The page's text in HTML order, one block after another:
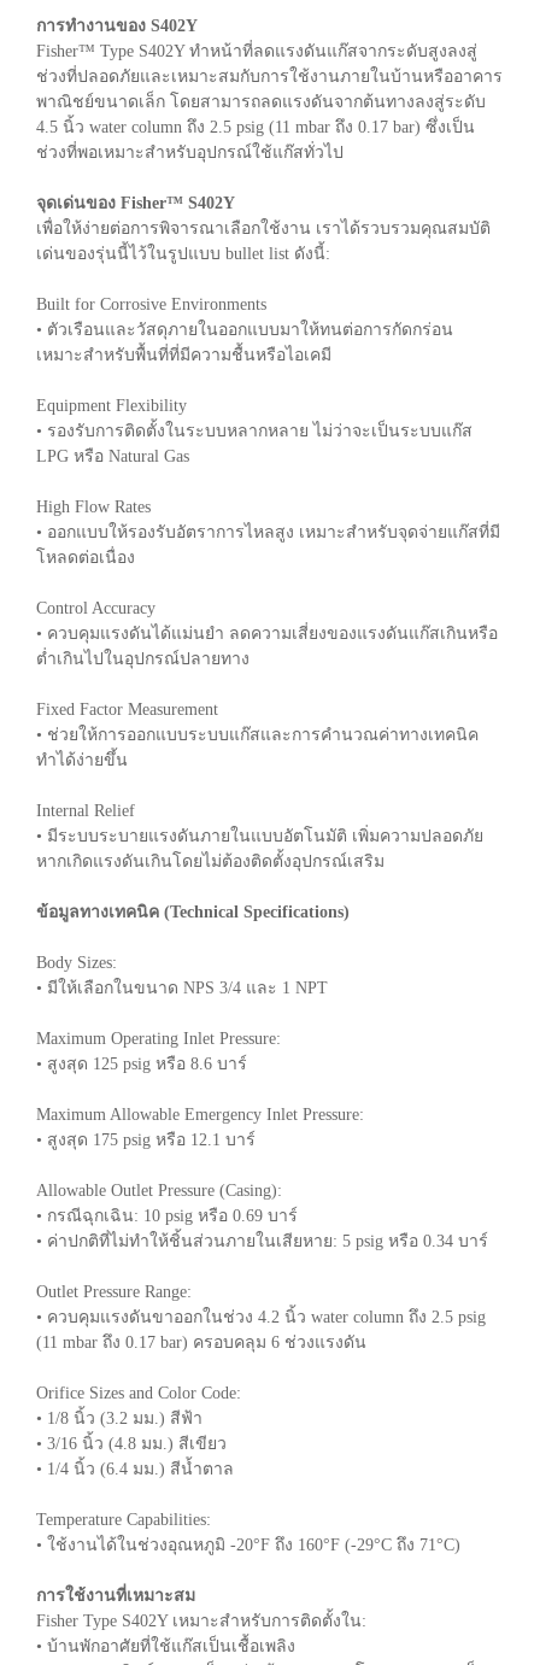
การทำงานของ S402Y
Fisher™ Type S402Y ทำหน้าที่ลดแรงดันแก๊สจากระดับสูงลงสู่
ช่วงที่ปลอดภัยและเหมาะสมกับการใช้งานภายในบ้านหรืออาคาร
พาณิชย์ขนาดเล็ก โดยสามารถลดแรงดันจากต้นทางลงสู่ระดับ
4.5 นิ้ว water column ถึง 2.5 psig (11 mbar ถึง 0.17 bar) ซึ่งเป็น
ช่วงที่พอเหมาะสำหรับอุปกรณ์ใช้แก๊สทั่วไป
จุดเด่นของ Fisher™ S402Y
เพื่อให้ง่ายต่อการพิจารณาเลือกใช้งาน เราได้รวบรวมคุณสมบัติ
เด่นของรุ่นนี้ไว้ในรูปแบบ bullet list ดังนี้:
Built for Corrosive Environments
• ตัวเรือนและวัสดุภายในออกแบบมาให้ทนต่อการกัดกร่อน
เหมาะสำหรับพื้นที่ที่มีความชื้นหรือไอเคมี
Equipment Flexibility
• รองรับการติดตั้งในระบบหลากหลาย ไม่ว่าจะเป็นระบบแก๊ส
LPG หรือ Natural Gas
High Flow Rates
• ออกแบบให้รองรับอัตราการไหลสูง เหมาะสำหรับจุดจ่ายแก๊สที่มี
โหลดต่อเนื่อง
Control Accuracy
• ควบคุมแรงดันได้แม่นยำ ลดความเสี่ยงของแรงดันแก๊สเกินหรือ
ต่ำเกินไปในอุปกรณ์ปลายทาง
Fixed Factor Measurement
• ช่วยให้การออกแบบระบบแก๊สและการคำนวณค่าทางเทคนิค
ทำได้ง่ายขึ้น
Internal Relief
• มีระบบระบายแรงดันภายในแบบอัตโนมัติ เพิ่มความปลอดภัย
หากเกิดแรงดันเกินโดยไม่ต้องติดตั้งอุปกรณ์เสริม
ข้อมูลทางเทคนิค (Technical Specifications)
Body Sizes:
• มีให้เลือกในขนาด NPS 3/4 และ 1 NPT
Maximum Operating Inlet Pressure:
• สูงสุด 125 psig หรือ 8.6 บาร์
Maximum Allowable Emergency Inlet Pressure:
• สูงสุด 175 psig หรือ 12.1 บาร์
Allowable Outlet Pressure (Casing):
• กรณีฉุกเฉิน: 10 psig หรือ 0.69 บาร์
• ค่าปกติที่ไม่ทำให้ชิ้นส่วนภายในเสียหาย: 5 psig หรือ 0.34 บาร์
Outlet Pressure Range:
• ควบคุมแรงดันขาออกในช่วง 4.2 นิ้ว water column ถึง 2.5 psig
(11 mbar ถึง 0.17 bar) ครอบคลุม 6 ช่วงแรงดัน
Orifice Sizes and Color Code:
• 1/8 นิ้ว (3.2 มม.) สีฟ้า
• 3/16 นิ้ว (4.8 มม.) สีเขียว
• 1/4 นิ้ว (6.4 มม.) สีน้ำตาล
Temperature Capabilities:
• ใช้งานได้ในช่วงอุณหภูมิ -20°F ถึง 160°F (-29°C ถึง 71°C)
การใช้งานที่เหมาะสม
Fisher Type S402Y เหมาะสำหรับการติดตั้งใน:
• บ้านพักอาศัยที่ใช้แก๊สเป็นเชื้อเพลิง